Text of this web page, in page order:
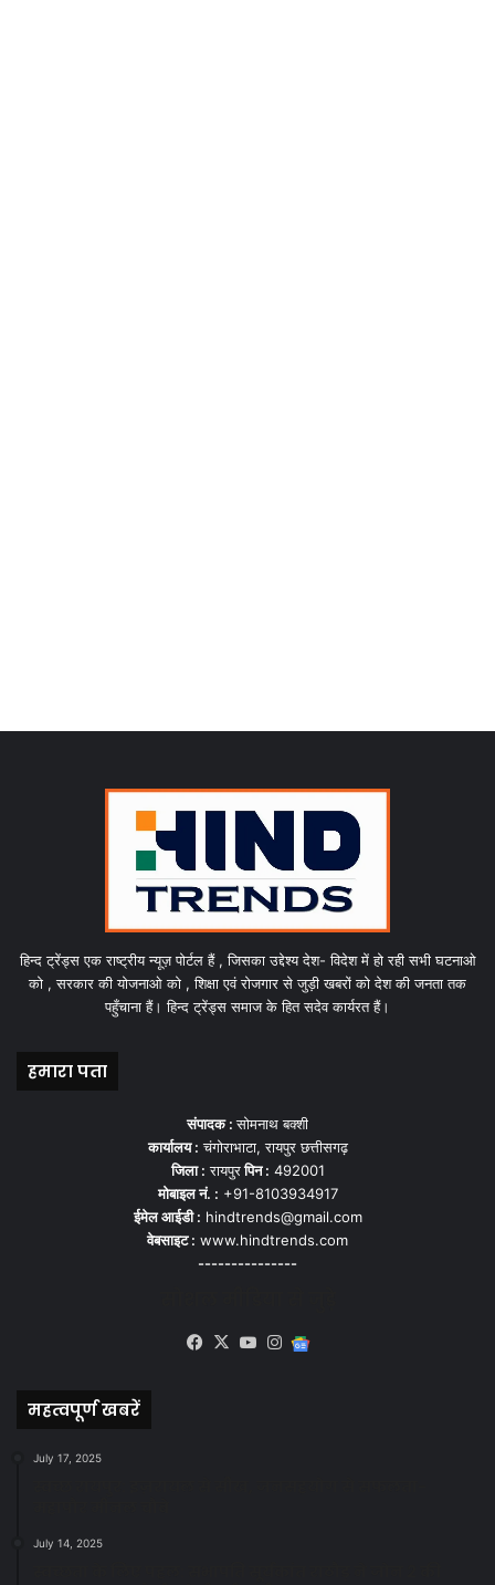
हिन्द ट्रेंड्स एक राष्ट्रीय न्यूज़ पोर्टल हैं , जिसका उद्देश्य देश- विदेश में हो रही सभी घटनाओ
को , सरकार की योजनाओ को , शिक्षा एवं रोजगार से जुड़ी खबरों को देश की जनता तक
पहुँचाना हैं। हिन्द ट्रेंड्स समाज के हित सदेव कार्यरत हैं।
हमारा पता
संपादक :सोमनाथ बक्शी
कार्यालय : चंगोराभाटा, रायपुर छत्तीसगढ़
जिला : रायपुरपिन : 492001
मोबाइल नं. : +91-8103934917
ईमेल आईडी : hindtrends@gmail.com
वेबसाइट : www.hindtrends.com
---------------
Facebook
X YouTubeInstagram
महत्वपूर्ण खबरें
July 17, 2025
July 14, 2025